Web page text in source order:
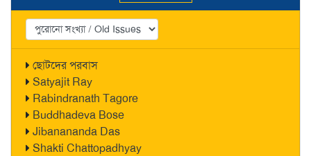
ছোটদের পরবাস
Satyajit Ray
Rabindranath Tagore
Buddhadeva Bose
Jibanananda Das
Shakti Chattopadhyay